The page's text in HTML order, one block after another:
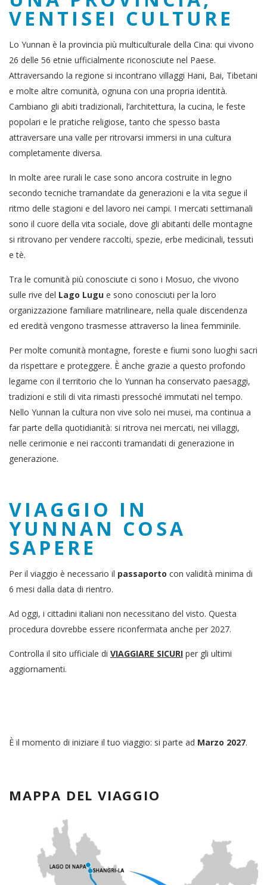
VENTISEI CULTURE
Lo Yunnan è la provincia più multiculturale della Cina: qui vivono
26 delle 56 etnie ufficialmente riconosciute nel Paese.
Attraversando la regione si incontrano villaggi Hani, Bai, Tibetani
e molte altre comunità, ognuna con una propria identità.
Cambiano gli abiti tradizionali, l’architettura, la cucina, le feste
popolari e le pratiche religiose, tanto che spesso basta
attraversare una valle per ritrovarsi immersi in una cultura
completamente diversa.
In molte aree rurali le case sono ancora costruite in legno
secondo tecniche tramandate da generazioni e la vita segue il
ritmo delle stagioni e del lavoro nei campi. I mercati settimanali
sono il cuore della vita sociale, dove gli abitanti delle montagne
si ritrovano per vendere raccolti, spezie, erbe medicinali, tessuti
e tè.
Tra le comunità più conosciute ci sono i Mosuo, che vivono
sulle rive del Lago Lugu e sono conosciuti per la loro
organizzazione familiare matrilineare, nella quale discendenza
ed eredità vengono trasmesse attraverso la linea femminile.
Per molte comunità montagne, foreste e fiumi sono luoghi sacri
da rispettare e proteggere. È anche grazie a questo profondo
legame con il territorio che lo Yunnan ha conservato paesaggi,
tradizioni e stili di vita rimasti pressoché immutati nel tempo.
Nello Yunnan la cultura non vive solo nei musei, ma continua a
far parte della quotidianità: si ritrova nei mercati, nei villaggi,
nelle cerimonie e nei racconti tramandati di generazione in
generazione.
VIAGGIO IN
YUNNAN COSA
SAPERE
Per il viaggio è necessario il passaporto con validità minima di
6 mesi dalla data di rientro.
Ad oggi, i cittadini italiani non necessitano del visto. Questa
procedura dovrebbe essere riconfermata anche per 2027.
Controlla il sito ufficiale di VIAGGIARE SICURI per gli ultimi
aggiornamenti.
È il momento di iniziare il tuo viaggio: si parte ad Marzo 2027.
MAPPA DEL VIAGGIO